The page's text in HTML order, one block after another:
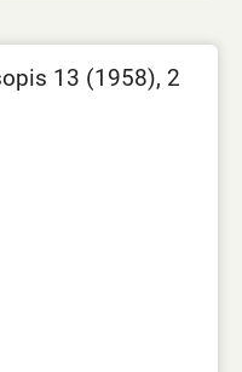
13 (1958), 2